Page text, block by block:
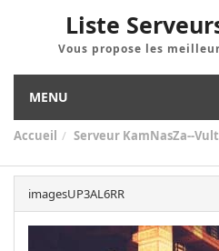
Liste
Vous propose les
MENU
Accueil Serveur KamNasZa--
imagesUP3AL6RR